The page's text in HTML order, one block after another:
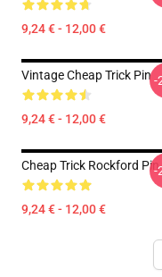
9,24 € - 12,00 €
Vintage Cheap Trick Pin
9,24 € - 12,00 €
-
Cheap Trick Rockford Pin
9,24 € - 12,00 €
-